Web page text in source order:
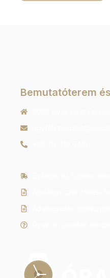
Bemutatóterem